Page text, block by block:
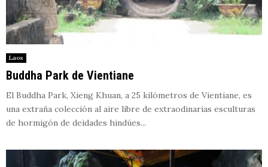
Laos
Buddha Park de Vientiane
El Buddha Park, Xieng Khuan, a 25 kilómetros de Vientiane, es
una extraña colección al aire libre de extraodinarias esculturas
de hormigón de deidades hindúes...